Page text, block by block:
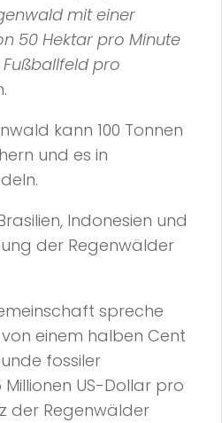
mit einer
50 Hektar pro Minute
pro
kann 100 Tonnen
und es in
Indonesien und
der Regenwälder
spreche
einem halben Cent
fossiler
US-Dollar pro
der Regenwälder